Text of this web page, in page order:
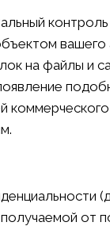
вашего
на файлы и
от